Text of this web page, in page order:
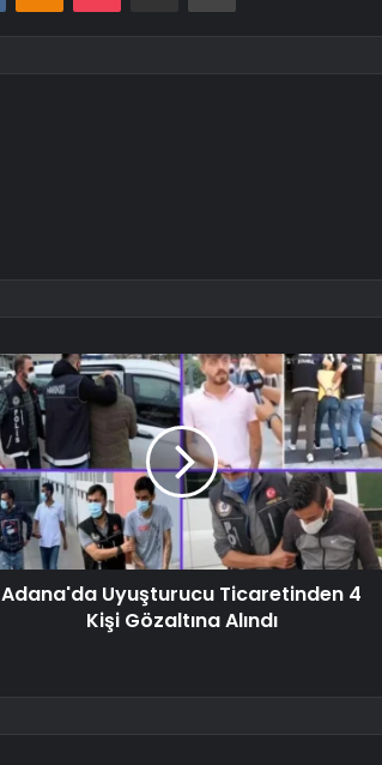
Adana'da Uyuşturucu Ticaretinden 4
Kişi Gözaltına Alındı